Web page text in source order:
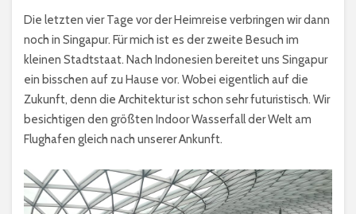
Die letzten vier Tage vor der Heimreise verbringen wir dann
noch in Singapur. Für mich ist es der zweite Besuch im
kleinen Stadtstaat. Nach Indonesien bereitet uns Singapur
ein bisschen auf zu Hause vor. Wobei eigentlich auf die
Zukunft, denn die Architektur ist schon sehr futuristisch. Wir
besichtigen den größten Indoor Wasserfall der Welt am
Flughafen gleich nach unserer Ankunft.